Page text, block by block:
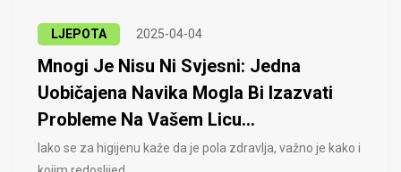
LJEPOTA 2025-04-04
Mnogi Je Nisu Ni Svjesni: Jedna
Uobičajena Navika Mogla Bi Izazvati
Probleme Na Vašem Licu...
Iako se za higijenu kaže da je pola zdravlja, važno je kako i